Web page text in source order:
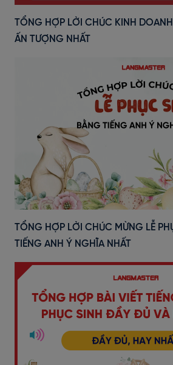
TỔNG HỢP LỜI CHÚC KINH
ẤN TƯỢNG NHẤT
TỔNG HỢP LỜI CHÚC MỪNG LỄ
TIẾNG ANH Ý NGHĨA NHẤT